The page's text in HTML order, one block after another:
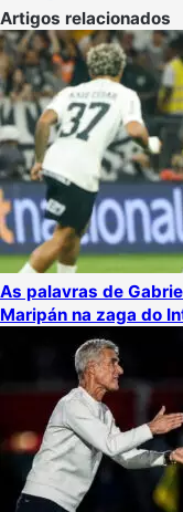
Artigos relacionados
As palavras de
Maripán na zaga do